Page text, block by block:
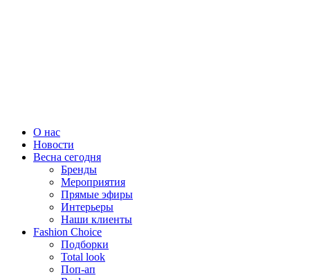
О нас
Новости
Весна сегодня
Бренды
Меро­приятия
Прямые эфиры
Интерьеры
Наши клиенты
Fashion Choice
Подборки
Total look
Поп-ап